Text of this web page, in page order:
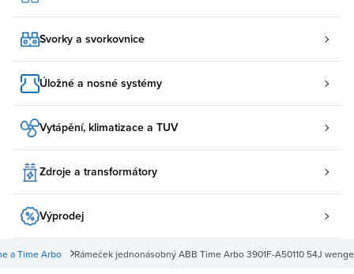
Svorky a svorkovnice
Úložné a nosné systémy
Vytápění, klimatizace a TUV
Zdroje a transformátory
Výprodej
Rámeček jednonásobný ABB Time Arbo 3901F-A50110 54J wenge
a Time Arbo